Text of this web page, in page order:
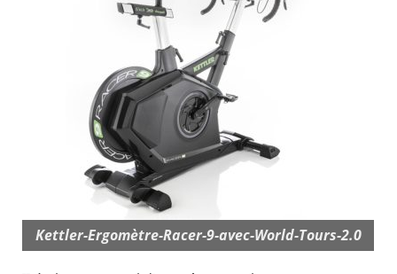
Kettler-Ergomètre-Racer-9-avec-World-Tours-2.0